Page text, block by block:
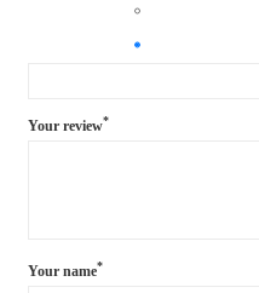
Your review*
Your name*